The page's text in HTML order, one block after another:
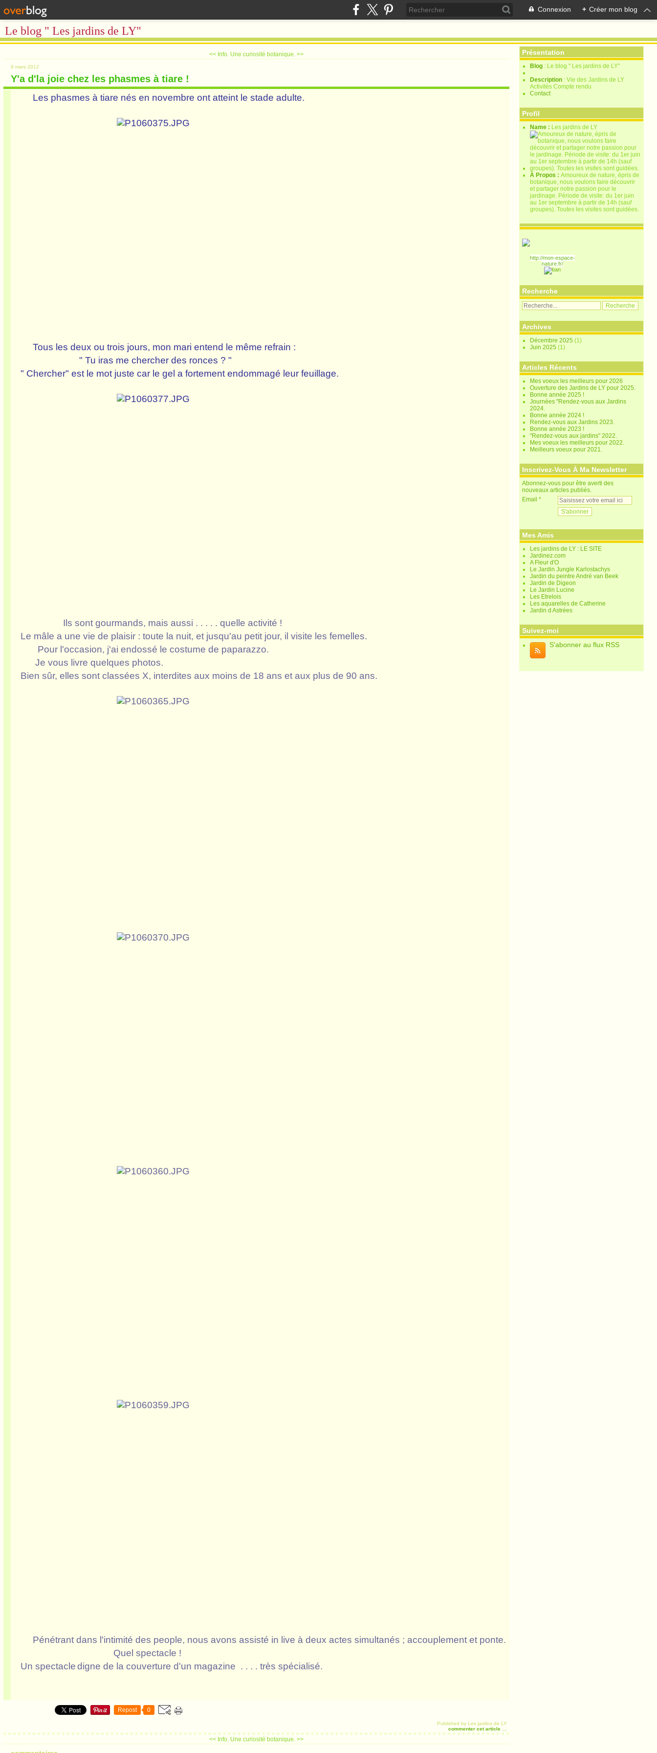
Connexion + Créer mon blog
Le blog " Les jardins de LY"
<< Info. Une curiosité botanique. >>
9 mars 2012
Y'a d'la joie chez les phasmes à tiare !
Les phasmes à tiare nés en novembre ont atteint le stade adulte.
Tous les deux ou trois jours, mon mari entend le même refrain :
" Tu iras me chercher des ronces ? "
" Chercher" est le mot juste car le gel a fortement endommagé leur feuillage.
Ils sont gourmands, mais aussi . . . . . quelle activité !
Le mâle a une vie de plaisir : toute la nuit, et jusqu'au petit jour, il visite les femelles.
Pour l'occasion, j'ai endossé le costume de paparazzo.
Je vous livre quelques photos.
Bien sûr, elles sont classées X, interdites aux moins de 18 ans et aux plus de 90 ans.
Pénétrant dans l'intimité des people, nous avons assisté in live à deux actes simultanés ; accouplement et ponte.
Quel spectacle !
Un spectacledigne de la couverture d'un magazine . . . . très spécialisé.
Repost 0
Published by Les jardins de LY
commenter cet article
<< Info. Une curiosité botanique. >>
Présentation
Blog : Le blog " Les jardins de LY"
Description : Vie des Jardins de LY
Activités Compte rendu
Contact
Profil
Name : Les jardins de LY
À Propos :Amoureux de nature, épris de
botanique, nous voulons faire découvrir
et partager notre passion pour le
jardinage. Période de visite: du 1er juin
au 1er septembre à partir de 14h (sauf
groupes). Toutes les visites sont guidées.
http://mon-espace-
nature.fr/
Recherche
Archives
Décembre 2025(1)
Juin 2025(1)
Articles Récents
Mes voeux les meilleurs pour 2026
Ouverture des Jardins de LY pour 2025.
Bonne année 2025 !
Journées "Rendez-vous aux Jardins
2024.
Bonne année 2024 !
Rendez-vous aux Jardins 2023.
Bonne année 2023 !
"Rendez-vous aux jardins" 2022.
Mes voeux les meilleurs pour 2022.
Meilleurs voeux pour 2021.
Inscrivez-Vous À Ma Newsletter
Abonnez-vous pour être averti des
nouveaux articles publiés.
Email
Mes Amis
Les jardins de LY : LE SITE
Jardinez.com
A Fleur d'O
Le Jardin Jungle Karlostachys
Jardin du peintre André van Beek
Jardin de Digeon
Le Jardin Lucine
Les Etrelois
Les aquarelles de Catherine
Jardin d Astrées
Suivez-moi
S'abonner au flux RSS